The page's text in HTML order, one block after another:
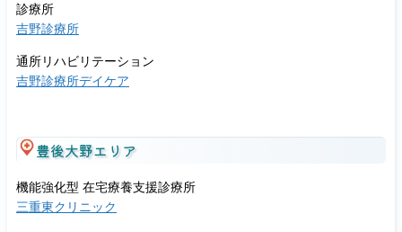
診療所
吉野診療所
通所リハビリテーション
吉野診療所デイケア
豊後大野エリア
機能強化型 在宅療養支援診療所
三重東クリニック